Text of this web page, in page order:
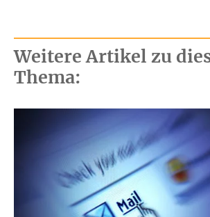
Weitere Artikel zu
Thema: